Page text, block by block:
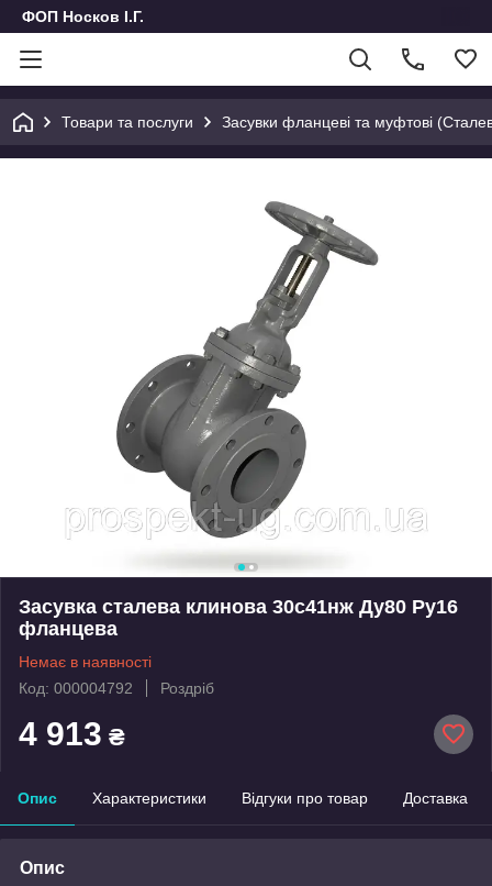
ФОП Носков І.Г.
Товари та послуги Засувки фланцеві та муфтові
Засувка сталева клинова 30с41нж Ду80 Ру16
фланцева
Немає в наявності
Код: 000004792
Роздріб
4 913 ₴
Опис Характеристики Відгуки про товар Доставка
Опис